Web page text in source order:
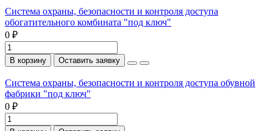
Система охраны, безопасности и контроля доступа
обогатительного комбината "под ключ"
0 ₽
В корзину Оставить заявку
Система охраны, безопасности и контроля доступа обувной
фабрики "под ключ"
0 ₽